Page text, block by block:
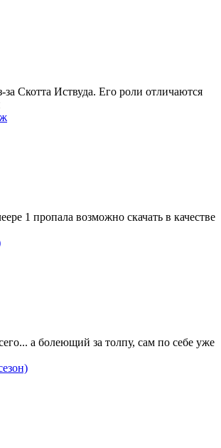
за Скотта Иствуда. Его роли отличаются
1 пропала возможно скачать в качестве
а болеющий за толпу, сам по себе уже